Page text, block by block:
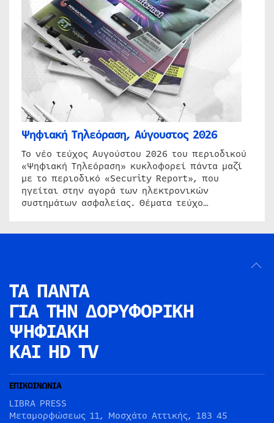
Ψηφιακή Τηλεόραση, Αύγουστος 2026
Το νέο τεύχος Αυγούστου 2026 του περιοδικού
«Ψηφιακή Τηλεόραση» κυκλοφορεί πάντα μαζί
με το περιοδικό «Security Report», που
ηγείται στην αγορά των ηλεκτρονικών
συστημάτων ασφαλείας. Θέματα τεύχο…
ΤΑ ΠΑΝΤΑ
ΓΙΑ ΤΗΝ ΔΟΡΥΦΟΡΙΚΗ
ΨΗΦΙΑΚΗ
ΚΑΙ HD TV
ΕΠΙΚΟΙΝΩΝΙΑ
LIBRA PRESS
Μεταμορφώσεως 11, Μοσχάτο Αττικής, 183 45